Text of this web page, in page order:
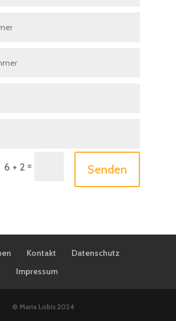
6 + 2 = Senden
Kontakt
Datenschutz
Impressum
© Maria Lobis 2024